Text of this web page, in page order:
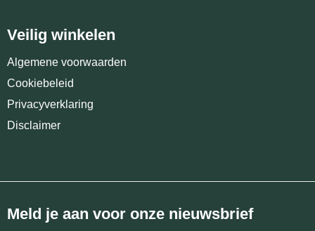
Veilig winkelen
Algemene voorwaarden
Cookiebeleid
Privacyverklaring
Disclaimer
Meld je aan voor onze nieuwsbrief